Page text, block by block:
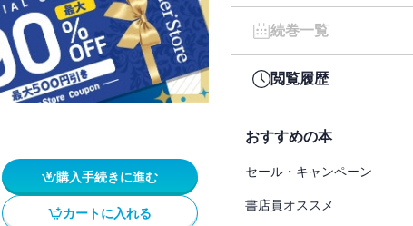
購入手続きに進む
カートに入れる
続巻一覧
閲覧履歴
おすすめの本
セール・キャンペーン
書店員オススメ